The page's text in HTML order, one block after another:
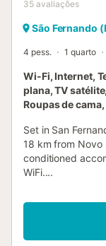
35 avaliações
São Fernando
4 pess. 1 quarto
Wi-Fi, Internet,
plana, TV
Roupas de
Set in San
18 km from Novo
conditioned
WiFi....